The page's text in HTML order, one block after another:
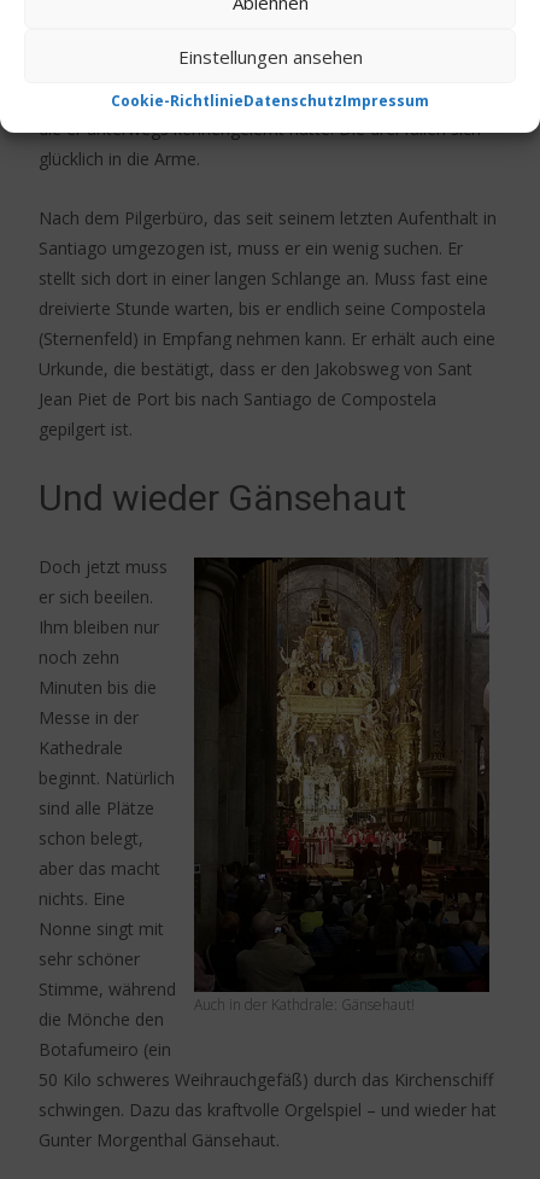
Einstellungen ansehen
Cookie-RichtlinieDatenschutzImpressum
strahlend an und erzählt ihm auf Englisch wie glücklich sie
und bestätigt, dass auch er total glücklich sei. Endlich vor
der Kathedrale angekommen, trifft er auf zwei Amerikaner,
die er unterwegs kennengelernt hatte. Die drei fallen sich
glücklich in die Arme.
Nach dem Pilgerbüro, das seit seinem letzten Aufenthalt in
Santiago umgezogen ist, muss er ein wenig suchen. Er
stellt sich dort in einer langen Schlange an. Muss fast eine
dreivierte Stunde warten, bis er endlich seine Compostela
(Sternenfeld) in Empfang nehmen kann. Er erhält auch eine
Urkunde, die bestätigt, dass er den Jakobsweg von Sant
Jean Piet de Port bis nach Santiago de Compostela
gepilgert ist.
Und wieder Gänsehaut
Auch in der Kathdrale: Gänsehaut!
Doch jetzt muss
er sich beeilen.
Ihm bleiben nur
noch zehn
Minuten bis die
Messe in der
Kathedrale
beginnt. Natürlich
sind alle Plätze
schon belegt,
aber das macht
nichts. Eine
Nonne singt mit
sehr schöner
Stimme, während
die Mönche den
Botafumeiro (ein
50 Kilo schweres Weihrauchgefäß) durch das Kirchenschiff
schwingen. Dazu das kraftvolle Orgelspiel – und wieder hat
Gunter Morgenthal Gänsehaut.